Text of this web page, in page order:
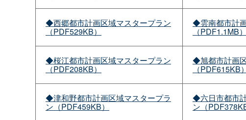
◆西郷都市計画区域マスタープラン
（PDF529KB）
◆雲南都市計
（PDF1.1MB）
◆桜江都市計画区域マスタープラン
（PDF208KB）
◆旭都市計画
（PDF615KB）
◆津和野都市計画区域マスタープラ
ン（PDF459KB）
◆六日市都市
ン（